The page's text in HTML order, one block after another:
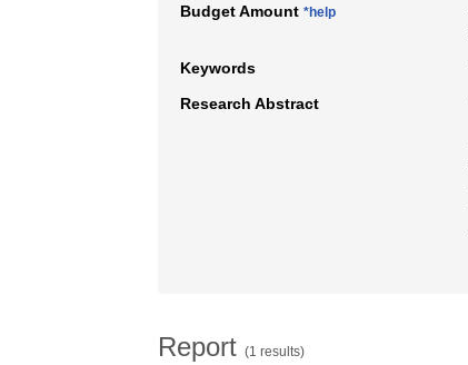
Budget Amount *help
Keywords
Research Abstract
Report (1 results)